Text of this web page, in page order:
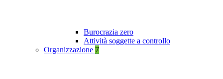
Burocrazia zero
Attività soggette a controllo
Organizzazione 7